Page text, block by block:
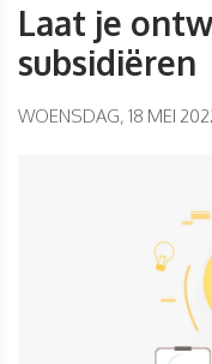
Laat je
subsidiëren
WOENSDAG, 18 MEI